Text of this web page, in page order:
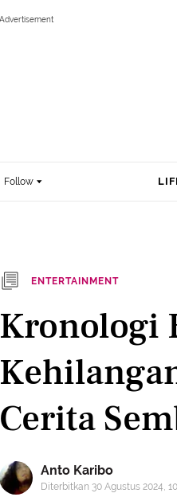
Follow
ENTERTAINMENT
Kronologi
Cerita
Anto Karibo
Diterbitkan 30 Agustus 2024,